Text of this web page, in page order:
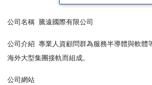
公司名稱 騰遠國際有限公司
公司介紹 專業人資顧問群為服務半導體與軟體
海外大型集團接軌而組成。
公司網站